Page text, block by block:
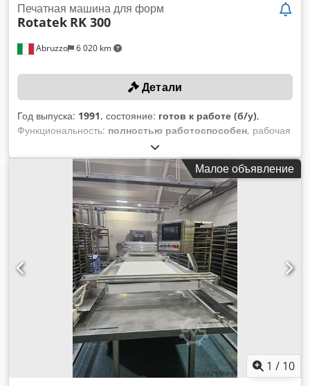
Abruzzo 6 020 km
Печатная машина для форм
Rotatek RK 300
Детали
Год выпуска: 1991, состояние: готов к работе (б/у),
Функциональность: полностью работоспособен, рабочая
, номер машины/транспортного
средства:024-91, Оборудование:документация /
руководство, ТЕХНИЧЕСКИЕ ДАННЫЕ Dcodpsxa D Uijfx
Aa Isk Количество печатных секций: 5 Ширина печати: 520
мм Скорость: 300 м/мин Увлажнение: спиртовое Печатные
кассеты: 5 x 24" Перфорирующий цилиндр: 1 x 24"
ОСНАЩЕНИЕ Ультрафиолетовая лампа Секция фальцовки
Секция намотки Руководства по эксплуатации и
электрические схемы
Малое объявление
1 / 10